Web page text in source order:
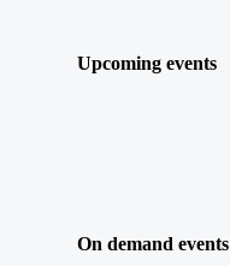
Upcoming events
On demand events